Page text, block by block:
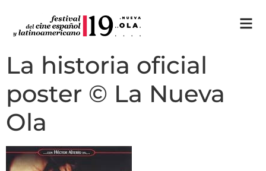
La historia oficial
poster © La Nueva
Ola